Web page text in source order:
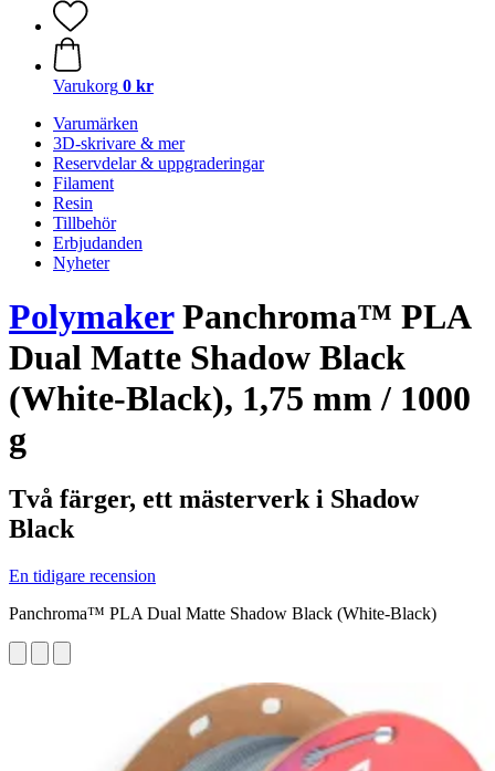
Varukorg 0 kr
Varumärken
3D-skrivare & mer
Reservdelar & uppgraderingar
Filament
Resin
Tillbehör
Erbjudanden
Nyheter
PolymakerPanchroma™ PLA
Dual Matte Shadow Black
(White-Black), 1,75 mm / 1000
g
Två färger, ett mästerverk i Shadow
Black
En tidigare recension
Panchroma™ PLA Dual Matte Shadow Black (White-Black)